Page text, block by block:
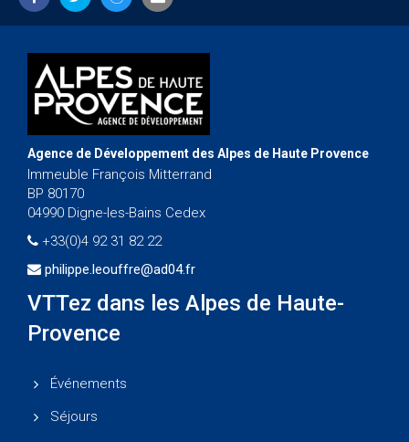
Agence de Développement des Alpes de Haute Provence
Immeuble François Mitterrand
BP 80170
04990 Digne-les-Bains Cedex
+33(0)4 92 31 82 22
philippe.leouffre@ad04.fr
VTTez dans les Alpes de Haute-
Provence
Événements
Séjours